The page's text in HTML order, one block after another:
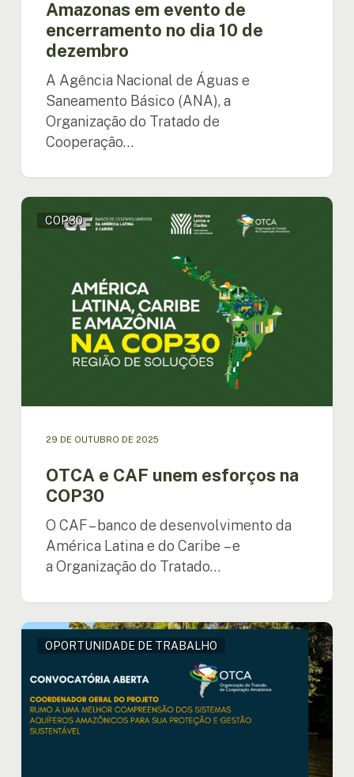
Amazonas em evento de
encerramento no dia 10 de
dezembro
A Agência Nacional de Águas e
Saneamento Básico (ANA), a
Organização do Tratado de
Cooperação…
OTCA
COP30
29 DE OUTUBRO DE 2025
OTCA e CAF unem esforços na
COP30
O CAF – banco de desenvolvimento da
América Latina e do Caribe – e
a Organização do Tratado…
Contratação:
Coordenador
do
Projeto
AAS
OPORTUNIDADE DE TRABALHO